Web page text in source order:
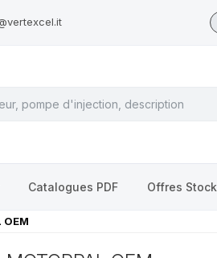
Catalogues PDF Offres Stock